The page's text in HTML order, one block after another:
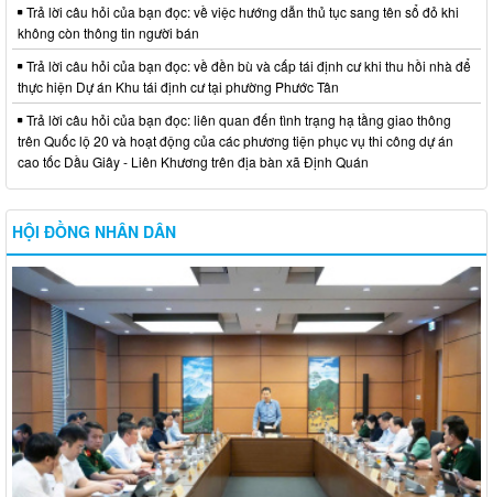
Trả lời câu hỏi của bạn đọc: về việc hướng dẫn thủ tục sang tên sổ đỏ khi
không còn thông tin người bán
Trả lời câu hỏi của bạn đọc: về đền bù và cấp tái định cư khi thu hồi nhà để
thực hiện Dự án Khu tái định cư tại phường Phước Tân
Trả lời câu hỏi của bạn đọc: liên quan đến tình trạng hạ tầng giao thông
trên Quốc lộ 20 và hoạt động của các phương tiện phục vụ thi công dự án
cao tốc Dầu Giây - Liên Khương trên địa bàn xã Định Quán
HỘI ĐỒNG NHÂN DÂN